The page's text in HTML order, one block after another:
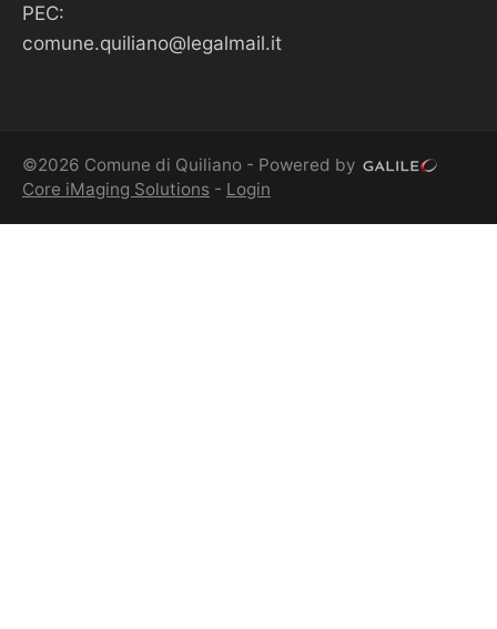
PEC:
comune.quiliano@legalmail.it
©2026 Comune di Quiliano - Powered by
Core iMaging Solutions - Login